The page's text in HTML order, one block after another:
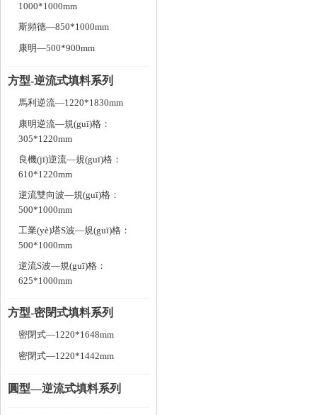
1000*1000mm
斯頻德—850*1000mm
康明—500*900mm
方型-逆流式填料系列
馬利逆流—1220*1830mm
康明逆流—規(guī)格：
305*1220mm
良機(jī)逆流—規(guī)格：
610*1220mm
逆流雙向波—規(guī)格：
500*1000mm
工業(yè)塔S波—規(guī)格：
500*1000mm
逆流S波—規(guī)格：
625*1000mm
方型-密閉式填料系列
密閉式—1220*1648mm
密閉式—1220*1442mm
圓型—逆流式填料系列